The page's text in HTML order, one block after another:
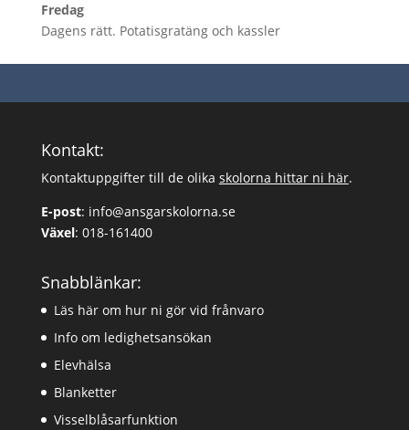
Fredag
Dagens rätt. Potatisgratäng och kassler
Kontakt:
Kontaktuppgifter till de olika skolorna hittar ni här.
E-post: info@ansgarskolorna.se
Växel: 018-161400
Snabblänkar:
Läs här om hur ni gör vid frånvaro
Info om ledighetsansökan
Elevhälsa
Blanketter
Visselblåsarfunktion